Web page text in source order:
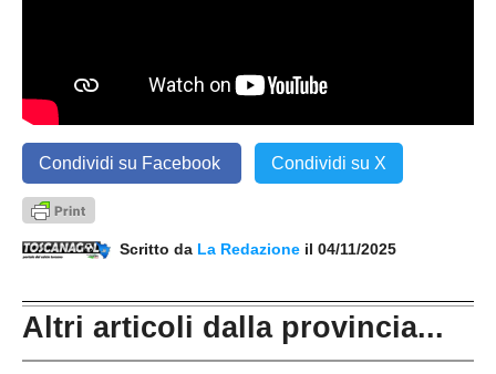
Condividi su Facebook Condividi su X
Scritto da La Redazione il 04/11/2025
Altri articoli dalla provincia...